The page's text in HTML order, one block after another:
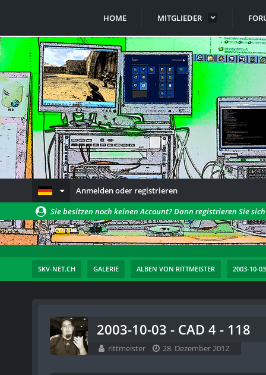
HOME MITGLIEDER
Anmelden oder registrieren
Sie besitzen noch keinen Account? Dann registrieren Sie
können!
SKV-NET.CH GALERIE ALBEN VON RITTMEISTER 2003-10-
2003-10-03 - CAD 4 - 118
rittmeister 28. Dezember 2012